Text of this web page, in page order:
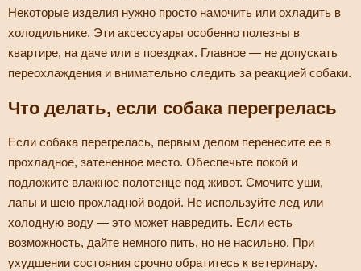
Некоторые изделия нужно просто намочить или охладить в
холодильнике. Эти аксессуары особенно полезны в
квартире, на даче или в поездках. Главное — не допускать
переохлаждения и внимательно следить за реакцией собаки.
Что делать, если собака перегрелась
Если собака перегрелась, первым делом перенесите ее в
прохладное, затененное место. Обеспечьте покой и
подложите влажное полотенце под живот. Смочите уши,
лапы и шею прохладной водой. Не используйте лед или
холодную воду — это может навредить. Если есть
возможность, дайте немного пить, но не насильно. При
ухудшении состояния срочно обратитесь к ветеринару.